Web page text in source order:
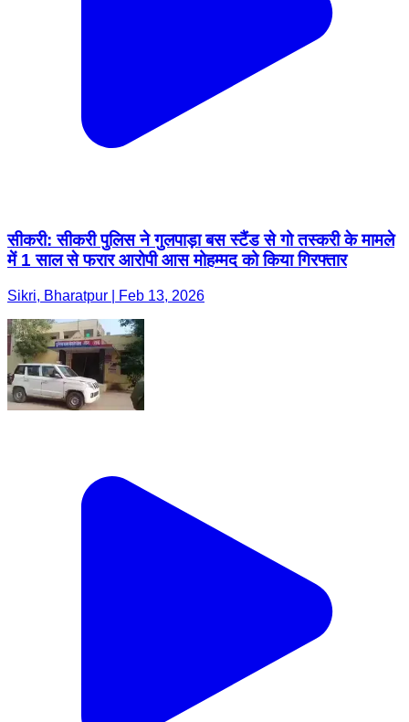
सीकरी: सीकरी पुलिस ने गुलपाड़ा बस स्टैंड से गो तस्करी के मामले
में 1 साल से फरार आरोपी आस मोहम्मद को किया गिरफ्तार
Sikri, Bharatpur | Feb 13, 2026